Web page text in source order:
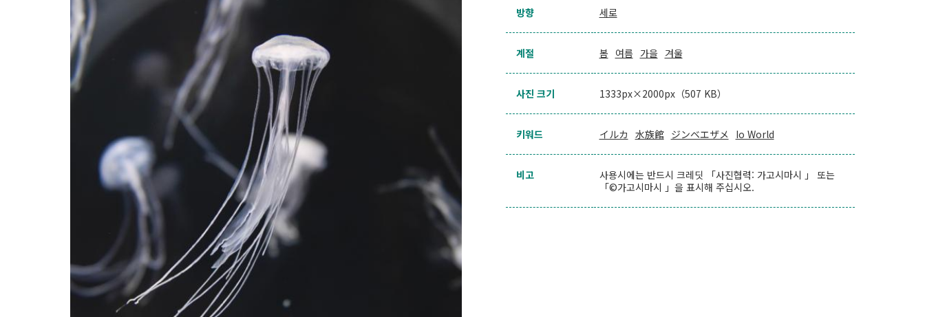
방향 세로
계절 봄 여름 가을 겨울
사진 크기 1333px×2000px（507 KB）
키워드 イルカ 水族館 ジンベエザメ Io World
비고
사용시에는 반드시 크레딧 「사진협력: 가고시마시 」 또는
「©가고시마시 」을 표시해 주십시오.